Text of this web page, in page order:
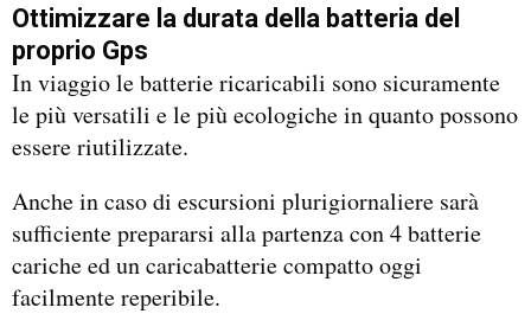
Ottimizzare la durata della batteria del
proprio Gps
In viaggio le batterie ricaricabili sono sicuramente
le più versatili e le più ecologiche in quanto possono
essere riutilizzate.
Anche in caso di escursioni plurigiornaliere sarà
sufficiente prepararsi alla partenza con 4 batterie
cariche ed un caricabatterie compatto oggi
facilmente reperibile.